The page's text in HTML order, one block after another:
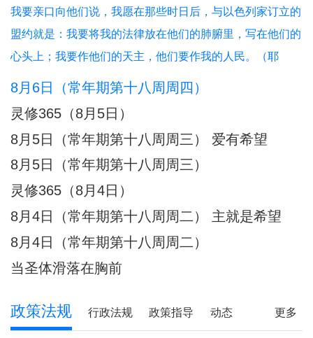
我要亲口向他们说，我愿在那些时日后，与以色列家订立的
盟约就是：我要将我的法律放在他们的肺腑里，写在他们的
心头上；我要作他们的天主，他们要作我的人民。（耶
31:31-34）天主遵守与犹太人订立的“旧约”，要与所有人订
有的天主，竟与自己的受造物建立盟约，甘愿
8月6日（常年期第十八周周四）
灵修365（8月5日）
8月5日（常年期第十八周周三） 爱有希望
8月5日（常年期第十八周周三）
灵修365（8月4日）
8月4日（常年期第十八周周二） 主就是希望
8月4日（常年期第十八周周二）
当圣体滑落在胸前
更多
政策法规 行政法规 政策指导 动态